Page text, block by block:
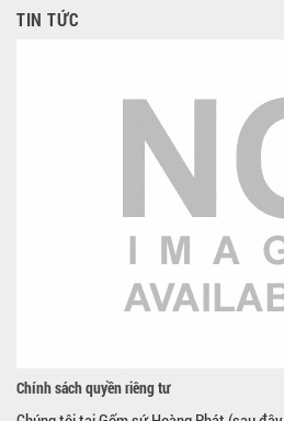
TIN TỨC
Chính sách quyền riêng tư